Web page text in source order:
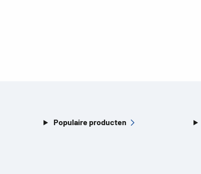
Populaire producten